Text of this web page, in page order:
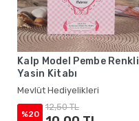
Kalp Model Pembe Renkli
Yasin Kitabı
Mevlüt Hediyelikleri
%20
12,50 TL